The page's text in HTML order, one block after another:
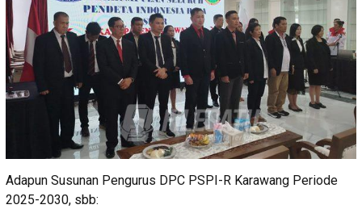
Adapun Susunan Pengurus DPC PSPI-R Karawang Periode
2025-2030, sbb: